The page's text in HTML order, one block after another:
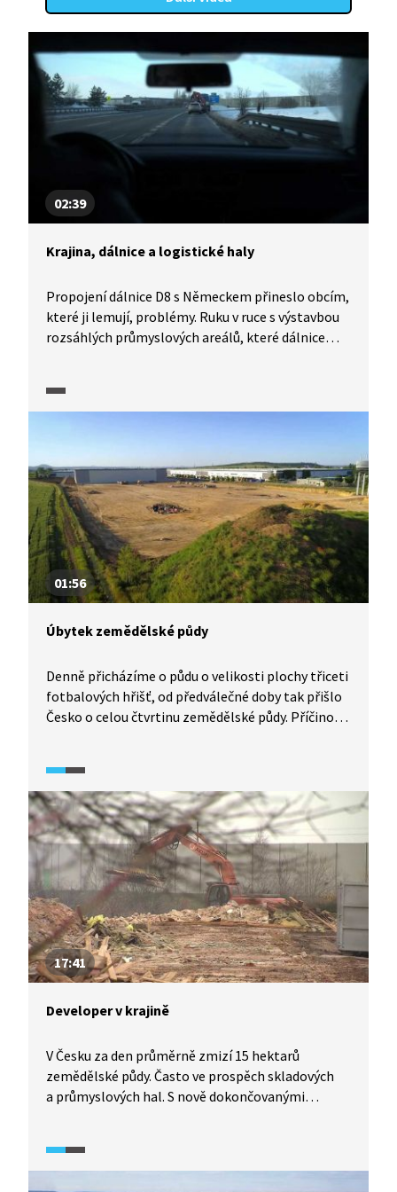
02:39
Krajina, dálnice a logistické haly
Propojení dálnice D8 s Německem přineslo obcím,
které ji lemují, problémy. Ruku v ruce s výstavbou
rozsáhlých průmyslových areálů, které dálnice
nižších tříd, nadlimitně vzrostla také hluková
sledují, jaké vlivy haly do krajiny přináší. Příklad
dálnice D8 může přinést poučení, jaké důsledky
mohou rozhodnutí pro obce podél budoucích
dálnic přinést.
01:56
Úbytek zemědělské půdy
Denně přicházíme o půdu o velikosti plochy třiceti
fotbalových hřišť, od předválečné doby tak přišlo
Česko o celou čtvrtinu zemědělské půdy. Příčinou
důsledky. Krajina, která se mění na města
či logistická centra, ztrácí své přirozené
schopnosti.
17:41
Developer v krajině
V Česku za den průměrně zmizí 15 hektarů
zemědělské půdy. Často ve prospěch skladových
a průmyslových hal. S nově dokončovanými
u Českých Budějovic poukazuje na nešvary, které